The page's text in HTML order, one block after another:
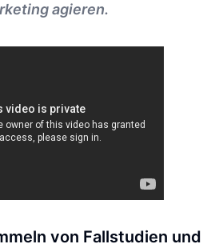
agieren.
von Fallstudien und